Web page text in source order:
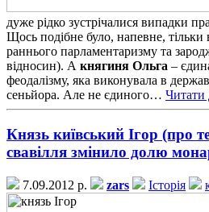
дуже рідко зустрічалися випадки
Щось подібне було, напевне, тільки
раннього парламентаризму та
відносин). А княгиня Ольга –
феодалізму, яка виконувала в
сеньйора. Але не єдиного… Читати
Князь київський Ігор (про
свавілля змінило долю
7.09.2012 р. zars Історія